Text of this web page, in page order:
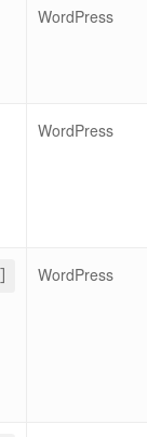
WordPress
WordPress
WordPress